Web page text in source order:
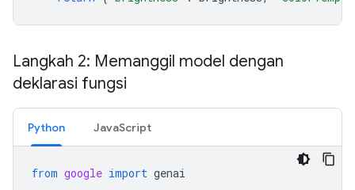
Langkah 2: Memanggil model dengan
deklarasi fungsi
Python JavaScript
from google import genai